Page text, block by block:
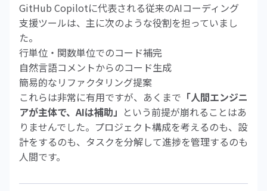
GitHub Copilotに代表される従来のAIコーディング
支援ツールは、主に次のような役割を担っていまし
た。
行単位・関数単位でのコード補完
自然言語コメントからのコード生成
簡易的なリファクタリング提案
これらは非常に有用ですが、あくまで 「人間エンジニ
アが主体で、AIは補助」 という前提が崩れることはあ
りませんでした。プロジェクト構成を考えるのも、設
計をするのも、タスクを分解して進捗を管理するのも
人間です。